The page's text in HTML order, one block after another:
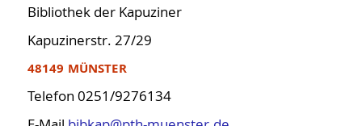
Bibliothek der Kapuziner
Kapuzinerstr. 27/29
48149 MÜNSTER
Telefon 0251/9276134